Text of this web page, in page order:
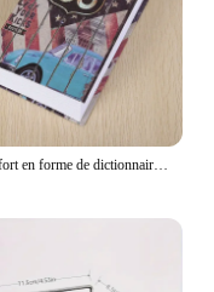
Coffre-fort en forme de dictionnaire, caisse de sécurité pour objets de valeur, serrure à clé, livre secret, simulation de code et d'argent